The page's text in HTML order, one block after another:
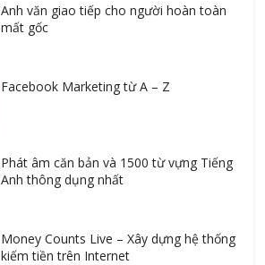
Anh văn giao tiếp cho người hoàn toàn
mất gốc
Facebook Marketing từ A – Z
Phát âm căn bản và 1500 từ vựng Tiếng
Anh thông dụng nhất
Money Counts Live – Xây dựng hệ thống
kiếm tiền trên Internet